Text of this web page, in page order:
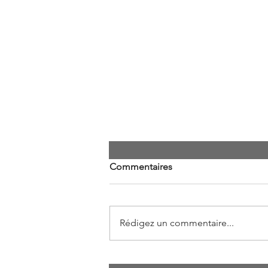
Commentaires
Rédigez un commentaire...